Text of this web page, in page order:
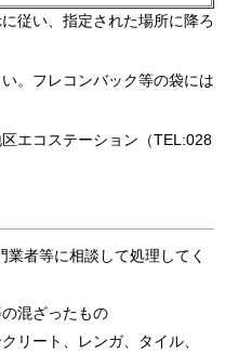
従い、指定された場所に降ろ
。フレコンバック等の袋には
エコステーション（TEL:028
者等に相談して処理してく
混ざったもの
リート、レンガ、タイル、